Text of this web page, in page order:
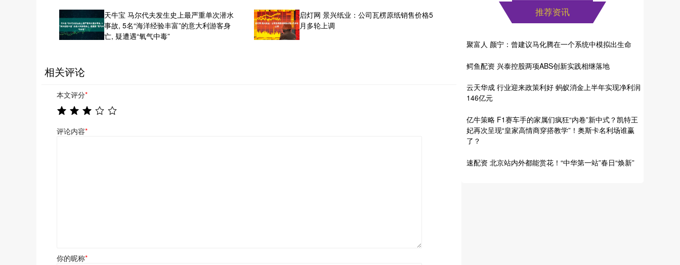
天牛宝 马尔代夫发生史上最严重单次潜水
事故, 5名“海洋经验丰富”的意大利游客身
亡, 疑遭遇“氧气中毒”
启灯网 景兴纸业：公司瓦楞原纸销售价格5
月多轮上调
相关评论
本文评分*
评论内容*
你的昵称*
推荐资讯
聚富人 颜宁：曾建议马化腾在一个系统中模拟出生命
鳄鱼配资 兴泰控股两项ABS创新实践相继落地
云天华成 行业迎来政策利好 蚂蚁消金上半年实现净利润
146亿元
亿牛策略 F1赛车手的家属们疯狂“内卷”新中式？凯特王
妃再次呈现“皇家高情商穿搭教学”！奥斯卡名利场谁赢
了？
速配资 北京站内外都能赏花！“中华第一站”春日“焕新”